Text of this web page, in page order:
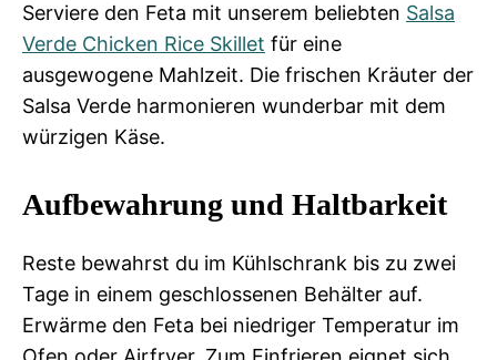
Serviere den Feta mit unserem beliebten Salsa
Verde Chicken Rice Skillet für eine
ausgewogene Mahlzeit. Die frischen Kräuter der
Salsa Verde harmonieren wunderbar mit dem
würzigen Käse.
Aufbewahrung und Haltbarkeit
Reste bewahrst du im Kühlschrank bis zu zwei
Tage in einem geschlossenen Behälter auf.
Erwärme den Feta bei niedriger Temperatur im